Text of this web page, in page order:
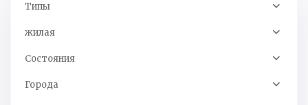
Типы
жилая
Состояния
Города